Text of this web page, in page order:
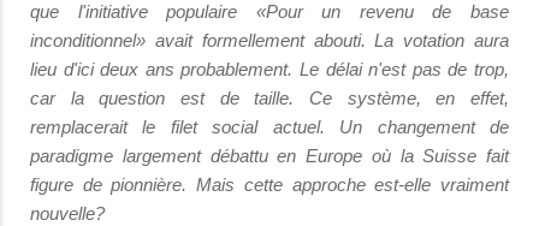
que l'initiative populaire «Pour un revenu de base
inconditionnel» avait formellement abouti. La votation aura
lieu d'ici deux ans probablement. Le délai n'est pas de trop,
car la question est de taille. Ce système, en effet,
remplacerait le filet social actuel. Un changement de
paradigme largement débattu en Europe où la Suisse fait
figure de pionnière. Mais cette approche est-elle vraiment
nouvelle?